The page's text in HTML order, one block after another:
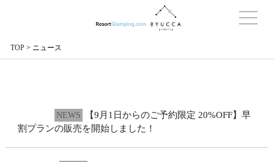
TOP> ニュース
NEWS
【9月1日からのご予約限定 20%OFF】早
割プランの販売を開始しました！